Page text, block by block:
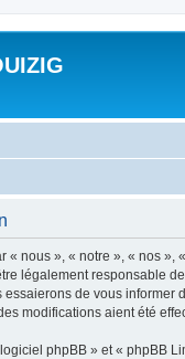
nous », « notre », « nos
légalement responsable
de vous
modifications aient été
phpBB » et « phpBB